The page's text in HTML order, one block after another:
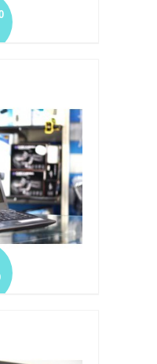
XX025D
add to wish list
add to compare
4755